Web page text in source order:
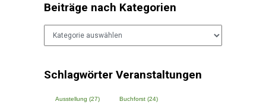
Beiträge nach Kategorien
Beiträge
Schlagwörter Veranstaltungen
Ausstellung (27) Buchforst(24)